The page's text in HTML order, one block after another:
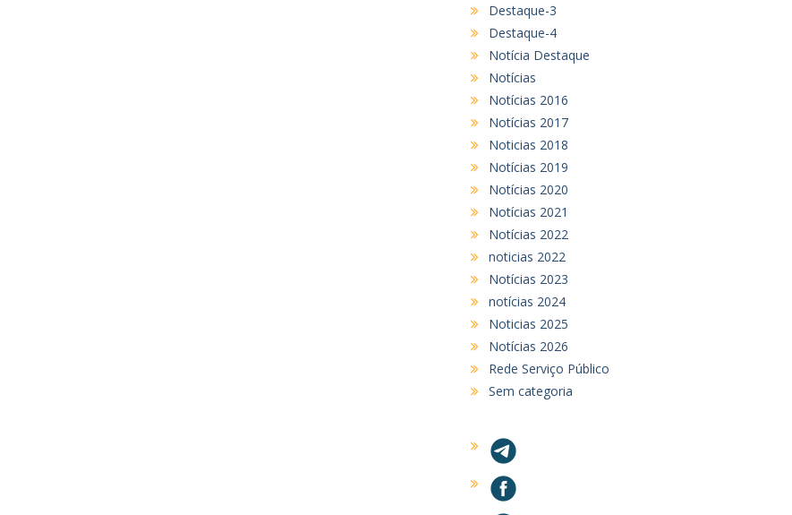
Destaque-3
Destaque-4
Notícia Destaque
Notícias
Notícias 2016
Notícias 2017
Noticias 2018
Notícias 2019
Notícias 2020
Notícias 2021
Notícias 2022
noticias 2022
Notícias 2023
notícias 2024
Noticias 2025
Notícias 2026
Rede Serviço Público
Sem categoria